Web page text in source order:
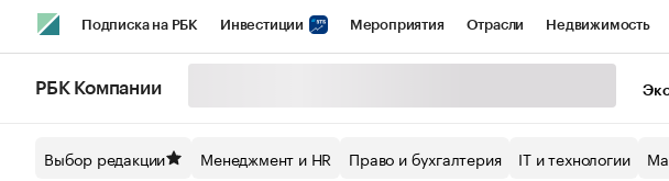
Подписка на РБК Инвестиции Мероприятия Отрасли Недвижимость
Спецпроекты СПб Конференции СПб Спецпроекты
РБК Компании
Выбор редакции Менеджмент и HR Право и бухгалтерия IT и технологии